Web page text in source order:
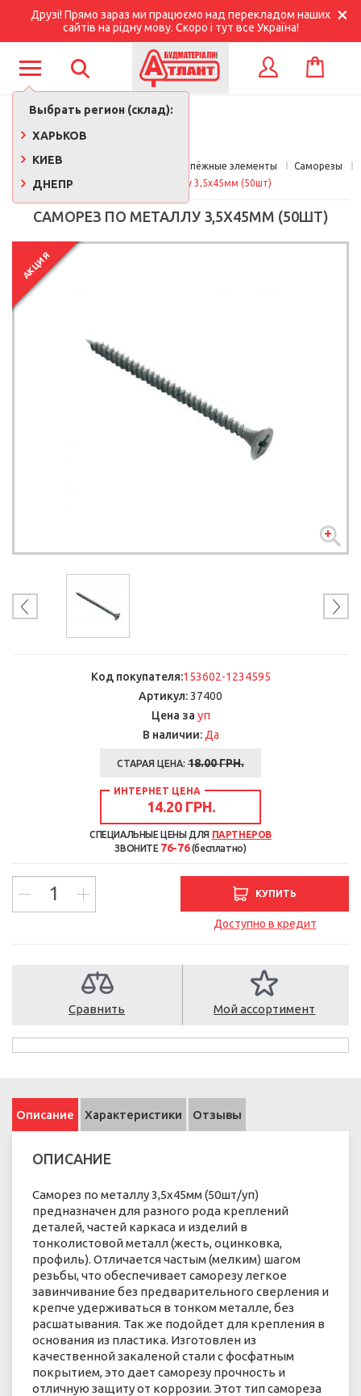
Друзі! Прямо зараз ми працюємо над перекладом наших
сайтів на рідну мову. Скоро і тут все Україна!
Выбрать регион (склад):
ХАРЬКОВ
КИЕВ
ДНЕПР
КОРЗИНА
Главная Крепёжные элементы
Саморезы
Саморез по металлу 3,5х45мм (50шт)
САМОРЕЗ ПО МЕТАЛЛУ 3,5Х45ММ (50ШТ)
АКЦИЯ
Код покупателя:153602-1234595
Артикул:37400
Цена за уп
В наличии: Да
СТАРАЯ ЦЕНА: 18.00ГРН.
ИНТЕРНЕТ ЦЕНА
14.20 ГРН.
СПЕЦИАЛЬНЫЕ ЦЕНЫ ДЛЯ ПАРТНЕРОВ
ЗВОНИТЕ 76-76(бесплатно)
КУПИТЬ
Доступно в кредит
Сравнить Мой ассортимент
Описание Характеристики Отзывы
ОПИСАНИЕ
Саморез по металлу 3,5х45мм (50шт/уп)
предназначен для разного рода креплений
деталей, частей каркаса и изделий в
тонколистовой металл (жесть, оцинковка,
профиль). Отличается частым (мелким) шагом
резьбы, что обеспечивает саморезу легкое
завинчивание без предварительного сверления и
крепче удерживаться в тонком металле, без
расшатывания. Так же подойдет для крепления в
основания из пластика. Изготовлен из
качественной закаленой стали с фосфатным
покрытием, это дает саморезу прочность и
отличную защиту от коррозии. Этот тип самореза